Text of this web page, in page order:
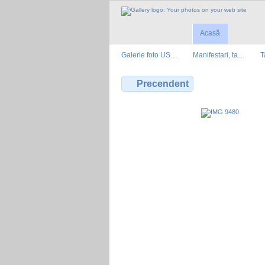
Acasă
Galerie foto US… Manifestari, ta…
Precendent